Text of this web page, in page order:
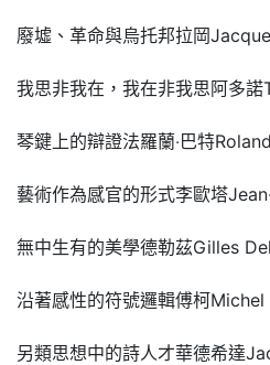
廢墟、革命與烏托邦拉岡
我思非我在，我在非我思阿多
琴鍵上的辯證法羅蘭‧巴特
藝術作為感官的形式李歐塔
無中生有的美學德勒茲Gilles
沿著感性的符號邏輯傅柯
另類思想中的詩人才華德希達